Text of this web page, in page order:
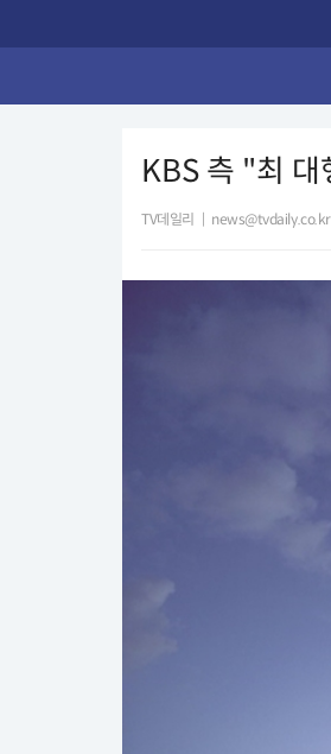
KBS 측 "최 대
TV데일리 news@tvdaily.co.kr